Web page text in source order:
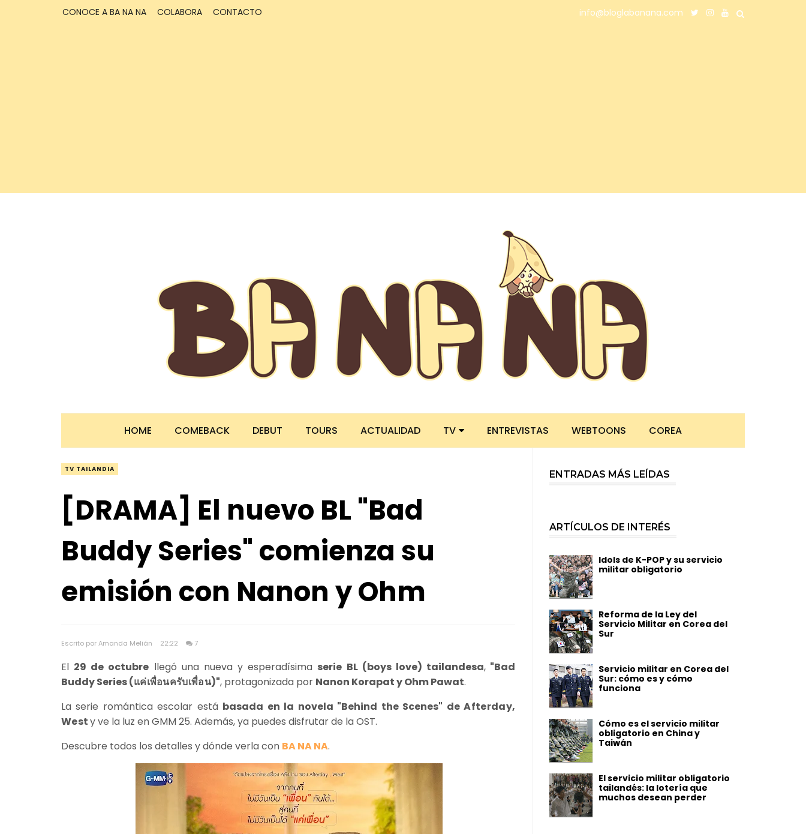
CONOCE A BA NA NA COLABORA CONTACTO info@bloglabanana.com
HOME COMEBACK DEBUT TOURS ACTUALIDAD TV ENTREVISTAS WEBTOONS COREA
TV TAILANDIA
[DRAMA] El nuevo BL "Bad
Buddy Series" comienza su
emisión con Nanon y Ohm
Escrito por Amanda Melián 22:22 7
El 29 de octubre llegó una nueva y esperadísima serie BL (boys love) tailandesa,"Bad
Buddy Series (แค่เพื่อนครับเพื่อน)", protagonizada por Nanon Korapat y Ohm Pawat.
La serie romántica escolar está basada en la novela "Behind the Scenes" deAfterday,
Westy ve la luz en GMM 25. Además, ya puedes disfrutar de la OST.
Descubre todos los detalles y dónde verla con BA NA NA.
ENTRADAS MÁS LEÍDAS
ARTÍCULOS DE INTERÉS
Idols de K-POP y su servicio
militar obligatorio
Reforma de la Ley del
Servicio Militar en Corea del
Sur
Servicio militar en Corea del
Sur: cómo es y cómo
funciona
Cómo es el servicio militar
obligatorio en China y
Taiwán
El servicio militar obligatorio
tailandés: la lotería que
muchos desean perder